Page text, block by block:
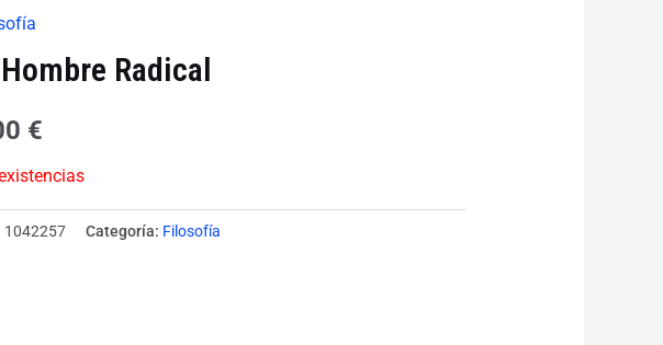
Radical
€
1042257 Categoría: Filosofía